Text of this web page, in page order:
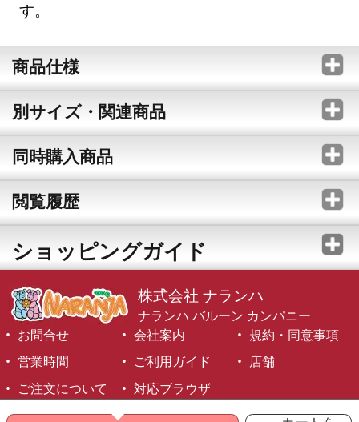
す。
商品仕様
別サイズ・関連商品
同時購入商品
閲覧履歴
ショッピングガイド
株式会社 ナランハ
ナランハ バルーン カンパニー
お問合せ
会社案内
規約・同意事項
営業時間
ご利用ガイド
店舗
ご注文について
対応ブラウザ
©1999-2026 NARANJA Inc. All Rights Reserved.